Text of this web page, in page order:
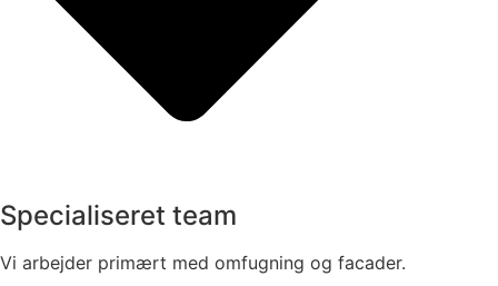
Specialiseret team
Vi arbejder primært med omfugning og facader.